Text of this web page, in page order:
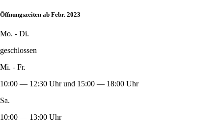
Öffnungszeiten ab Febr. 2023
Mo. - Di.
geschlossen
Mi. - Fr.
10:00 — 12:30 Uhr und 15:00 — 18:00 Uhr
Sa.
10:00 — 13:00 Uhr